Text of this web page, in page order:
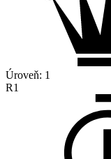
Úroveň: 1
R1